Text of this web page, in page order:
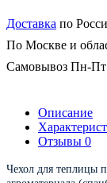
Доставка по
По Москве и
Самовывоз Пн-Пт
Описание
Отзывы 0
Чехол для теплицы